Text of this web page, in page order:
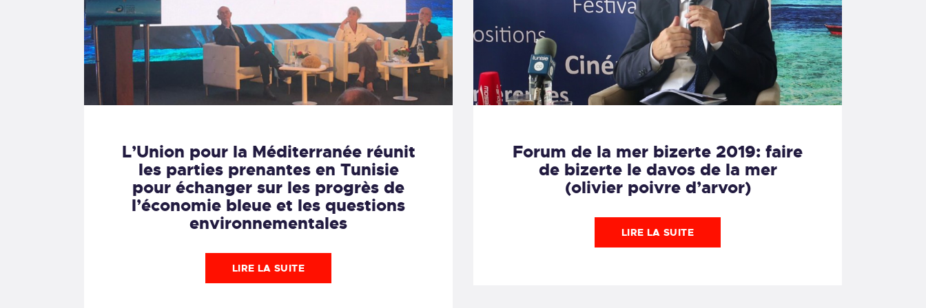
L’Union pour la Méditerranée réunit
les parties prenantes en Tunisie
pour échanger sur les progrès de
l’économie bleue et les questions
environnementales
LIRE LA SUITE
Forum de la mer bizerte 2019: faire
de bizerte le davos de la mer
(olivier poivre d’arvor)
LIRE LA SUITE